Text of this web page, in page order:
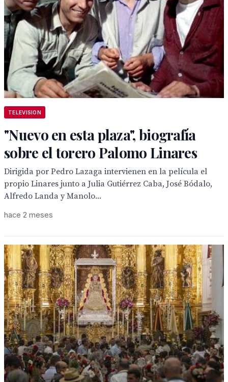
TELEVISION
"Nuevo en esta plaza", biografía
sobre el torero Palomo Linares
Dirigida por Pedro Lazaga intervienen en la película el
propio Linares junto a Julia Gutiérrez Caba, José Bódalo,
Alfredo Landa y Manolo...
hace 2 meses